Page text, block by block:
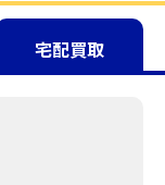
宅配買取